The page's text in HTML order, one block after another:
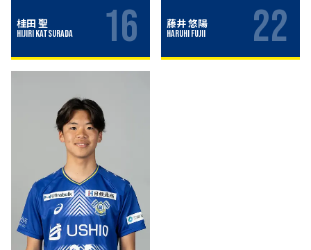
桂田 聖
Hijiri Katsurada 16 藤井 悠陽
Haruhi Fujii 22